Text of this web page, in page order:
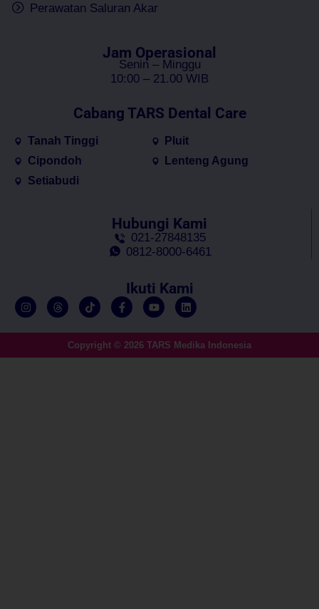
Perawatan Saluran Akar
Jam Operasional
Senin – Minggu
10:00 – 21.00 WIB
Cabang TARS Dental Care
Tanah Tinggi
Cipondoh
Setiabudi
Pluit
Lenteng Agung
Hubungi Kami
021-27848135
0812-8000-6461
Ikuti Kami
Copyright © 2026 TARS Medika Indonesia